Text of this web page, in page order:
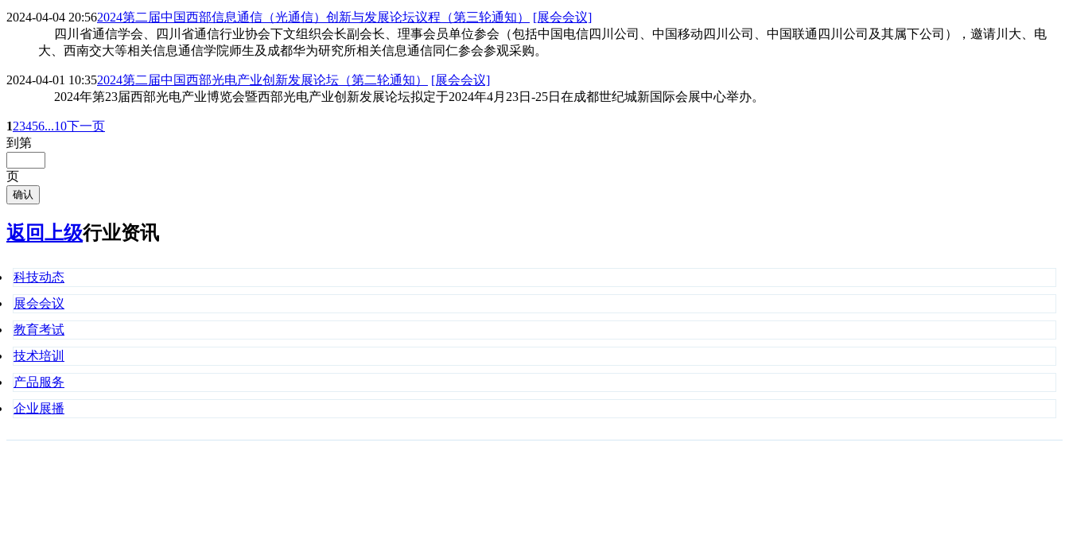
2024-04-04 20:562024第二届中国西部信息通信（光通信）创新与发展论坛议程（第三轮通知）
[展会会议]
四川省通信学会、四川省通信行业协会下文组织会长副会长、理事会员单位参会（包括中国电信四川公司、中国移动四川公司、中国联通四川公司及其属下公司），邀请川大、电
大、西南交大等相关信息通信学院师生及成都华为研究所相关信息通信同仁参会参观采购。
2024-04-01 10:352024第二届中国西部光电产业创新发展论坛（第二轮通知）
[展会会议]
2024年第23届西部光电产业博览会暨西部光电产业创新发展论坛拟定于2024年4月23日-25日在成都世纪城新国际会展中心举办。
123456...10下一页
到第
页
确认
返回上级行业资讯
科技动态
展会会议
教育考试
技术培训
产品服务
企业展播